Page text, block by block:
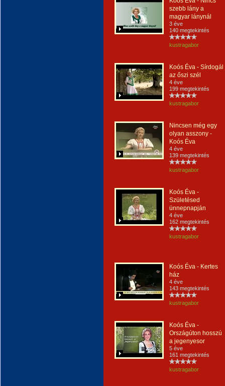
szebb lány a
magyar lánynál
3 éve
140 megtekintés
kustragabor
Koós Éva - Sírdogál
az őszi szél
4 éve
199 megtekintés
kustragabor
Nincsen még egy
olyan asszony -
Koós Éva
4 éve
139 megtekintés
kustragabor
Koós Éva -
Születésed
ünnepnapján
4 éve
162 megtekintés
kustragabor
Koós Éva - Kertes
ház
4 éve
143 megtekintés
kustragabor
Koós Éva -
Országúton hosszú
a jegenyesor
5 éve
161 megtekintés
kustragabor